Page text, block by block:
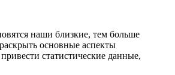
наши близкие, тем больше
основные аспекты
статистические данные,